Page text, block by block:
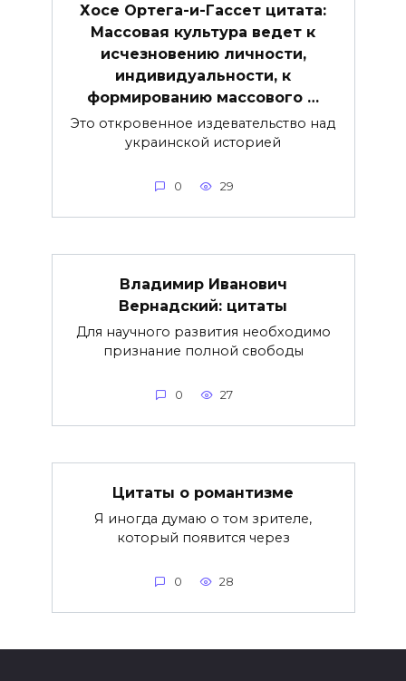
Хосе Ортега-и-Гассет цитата:
Массовая культура ведет к
исчезновению личности,
индивидуальности, к
формированию массового …
Это откровенное издевательство над
украинской историей
0 29
Владимир Иванович
Вернадский: цитаты
Для научного развития необходимо
признание полной свободы
0 27
Цитаты о романтизме
Я иногда думаю о том зрителе,
который появится через
0 28